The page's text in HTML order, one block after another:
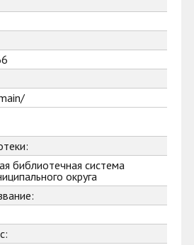
библиотечная система
округа